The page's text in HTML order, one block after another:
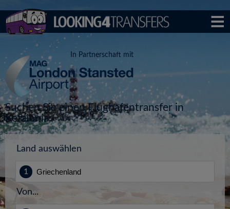
In Partnerschaft mit
Suchen Sie einen Flughafentransfer in
Kefalonia
Land auswählen
Von...